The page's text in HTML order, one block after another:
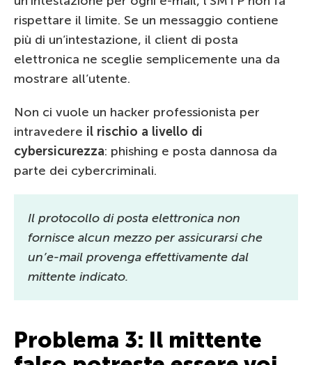
rispettare il limite. Se un messaggio contiene
più di un’intestazione, il client di posta
elettronica ne sceglie semplicemente una da
mostrare all’utente.
Non ci vuole un hacker professionista per
intravedere il rischio a livello di
cybersicurezza: phishing e posta dannosa da
parte dei cybercriminali.
Il protocollo di posta elettronica non
fornisce alcun mezzo per assicurarsi che
un’e-mail provenga effettivamente dal
mittente indicato.
Problema 3: Il mittente